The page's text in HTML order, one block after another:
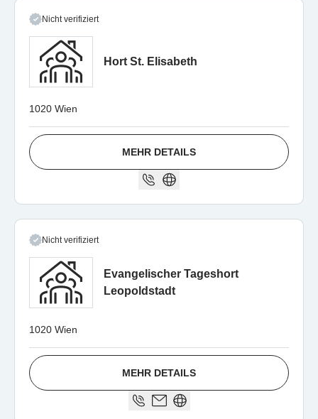
Nicht verifiziert
Hort St. Elisabeth
1020 Wien
MEHR DETAILS
Nicht verifiziert
Evangelischer Tageshort
Leopoldstadt
1020 Wien
MEHR DETAILS